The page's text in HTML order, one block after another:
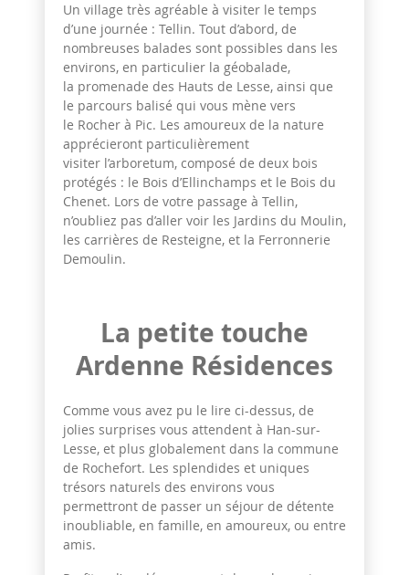
Un village très agréable à visiter le temps
d’une journée : Tellin. Tout d’abord, de
nombreuses balades sont possibles dans les
environs, en particulier la géobalade,
la promenade des Hauts de Lesse, ainsi que
le parcours balisé qui vous mène vers
le Rocher à Pic. Les amoureux de la nature
apprécieront particulièrement
visiter l’arboretum, composé de deux bois
protégés : le Bois d’Ellinchamps et le Bois du
Chenet. Lors de votre passage à Tellin,
n’oubliez pas d’aller voir les Jardins du Moulin,
les carrières de Resteigne, et la Ferronnerie
Demoulin.
La petite touche
Ardenne Résidences
Comme vous avez pu le lire ci-dessus, de
jolies surprises vous attendent à Han-sur-
Lesse, et plus globalement dans la commune
de Rochefort. Les splendides et uniques
trésors naturels des environs vous
permettront de passer un séjour de détente
inoubliable, en famille, en amoureux, ou entre
amis.